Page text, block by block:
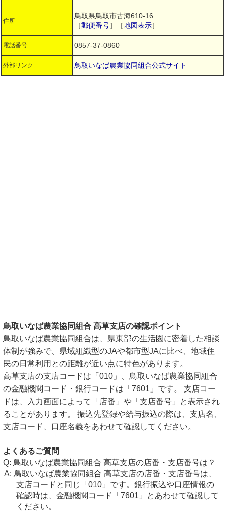
住所
鳥取県鳥取市古海610-16
［郵便番号］［地図表示］
電話番号 0857-37-0860
外部リンク 鳥取いなば農業協同組合公式サイト
鳥取いなば農業協同組合 高草支店の確認ポイント
鳥取いなば農業協同組合は、県東部の生活圏に密着した相談
体制が強みで、県域組織型のJAや都市型JAに比べ、地域住
民の日常利用との距離が近い点に特色があります。
高草支店の支店コードは「010」、鳥取いなば農業協同組合
の金融機関コード・銀行コードは「7601」です。 支店コー
ドは、入力画面によって「店番」や「支店番号」と表示され
ることがあります。 振込先登録や給与振込の際は、支店名、
支店コード、口座名義をあわせて確認してください。
よくあるご質問
鳥取いなば農業協同組合 高草支店の店番・支店番号は？
鳥取いなば農業協同組合 高草支店の店番・支店番号は、
支店コードと同じ「010」です。銀行振込や口座情報の
確認時は、金融機関コード「7601」とあわせて確認して
ください。